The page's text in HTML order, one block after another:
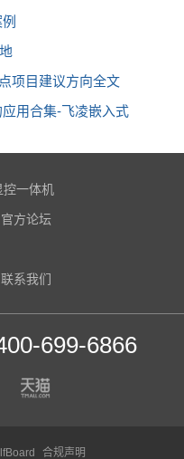
项目建议方向全文
用合集-飞凌嵌入式
控一体机
官方论坛
联系我们
699-6866
合规声明